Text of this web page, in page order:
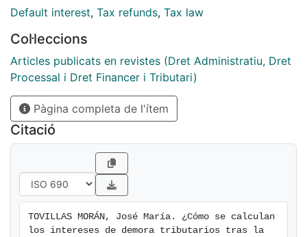
Default interest, Tax refunds, Tax law
Col·leccions
Articles publicats en revistes (Dret Administratiu, Dret
Processal i Dret Financer i Tributari)
Pàgina completa de l'ítem
Citació
TOVILLAS MORÁN, José María. ¿Cómo se calculan
los intereses de demora tributarios tras la